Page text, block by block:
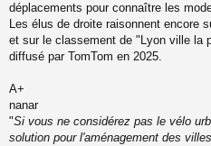
déplacements pour connaître les
Les élus de droite raisonnent encore
et sur le classement de "Lyon ville la
diffusé par TomTom en 2025.
A+
nanar
"Si vous ne considérez pas le vélo
solution pour l'aménagement des